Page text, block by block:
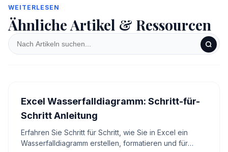
WEITERLESEN
Ähnliche Artikel & Ressourcen
Excel Wasserfalldiagramm: Schritt-für-
Schritt Anleitung
Erfahren Sie Schritt für Schritt, wie Sie in Excel ein
Wasserfalldiagramm erstellen, formatieren und für